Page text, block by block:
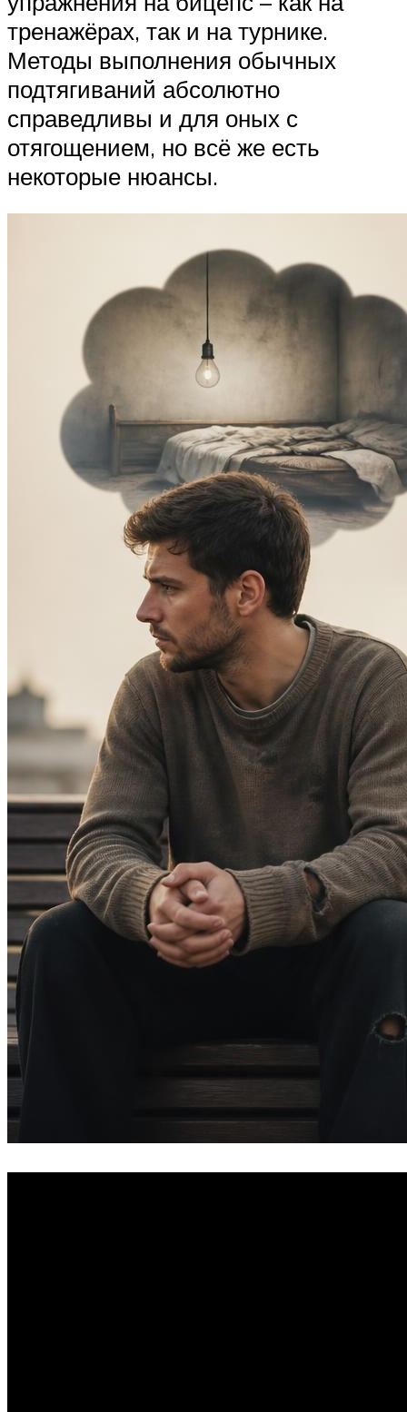
тренажёрах, так и на турнике.
Методы выполнения обычных
подтягиваний абсолютно
справедливы и для оных с
отягощением, но всё же есть
некоторые нюансы.